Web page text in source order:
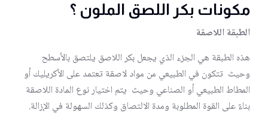
مكونات بكر اللصق الملون ؟
الطبقة اللاصقة
هذه الطبقة هي الجزء الذي يجعل بكر اللاصق يلتصق بالأسطح
وحيث تتكون في الطبيعي من مواد لاصقة تعتمد على الأكريليك أو
المطاط الطبيعي أو الصناعي وحيث يتم اختيار نوع المادة اللاصقة
بناءً على القوة المطلوبة ومدة الالتصاق وكذلك السهولة في الإزالة.